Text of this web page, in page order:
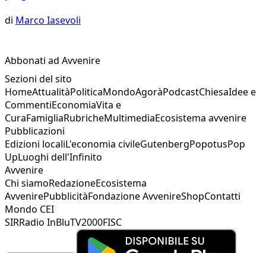
di Marco Iasevoli
Abbonati ad Avvenire
Sezioni del sito
HomeAttualitàPoliticaMondoAgoràPodcastChiesaIdee e
CommentiEconomiaVita e
CuraFamigliaRubricheMultimediaEcosistema avvenire
Pubblicazioni
Edizioni localiL'economia civileGutenbergPopotusPop
UpLuoghi dell'Infinito
Avvenire
Chi siamoRedazioneEcosistema
AvvenirePubblicitàFondazione AvvenireShopContatti
Mondo CEI
SIRRadio InBluTV2000FISC